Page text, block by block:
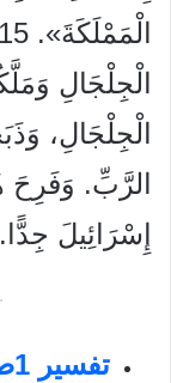
الْجِلْجَالِ
الْجِلْجَالِ،
الرَّبِّ.
إِسْرَائِيلَ جِدًّا.